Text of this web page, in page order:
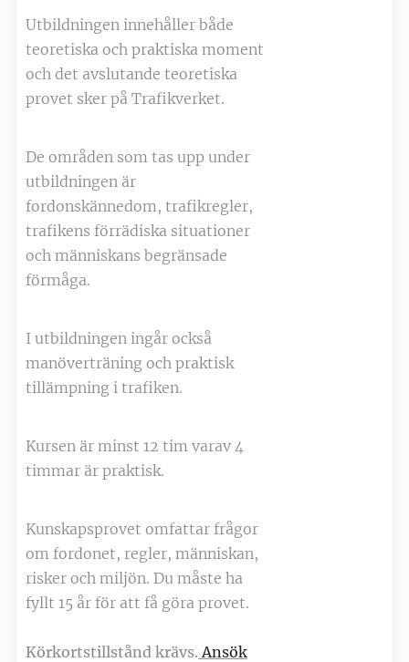
Utbildningen innehåller både
teoretiska och praktiska moment
och det avslutande teoretiska
provet sker på Trafikverket.
De områden som tas upp under
utbildningen är
fordonskännedom, trafikregler,
trafikens förrädiska situationer
och människans begränsade
förmåga.
I utbildningen ingår också
manöverträning och praktisk
tillämpning i trafiken.
Kursen är minst 12 tim varav 4
timmar är praktisk.
Kunskapsprovet omfattar frågor
om fordonet, regler, människan,
risker och miljön. Du måste ha
fyllt 15 år för att få göra provet.
Körkortstillstånd krävs. Ansök